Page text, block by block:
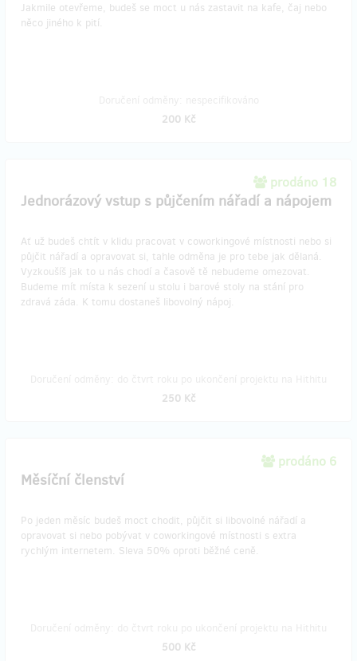
Jakmile otevřeme, budeš se moct u nás zastavit na kafe, čaj nebo
něco jiného k pití.
200 Kč
prodáno 18
Jednorázový vstup s půjčením nářadí a nápojem
Ať už budeš chtít v klidu pracovat v coworkingové místnosti nebo si
půjčit nářadí a opravovat si, tahle odměna je pro tebe jak dělaná.
Vyzkoušíš jak to u nás chodí a časově tě nebudeme omezovat.
Budeme mít místa k sezení u stolu i barové stoly na stání pro
zdravá záda. K tomu dostaneš libovolný nápoj.
250 Kč
prodáno 6
Měsíční členství
Po jeden měsíc budeš moct chodit, půjčit si libovolné nářadí a
opravovat si nebo pobývat v coworkingové místnosti s extra
rychlým internetem. Sleva 50% oproti běžné ceně.
500 Kč